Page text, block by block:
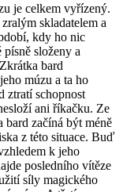
je celkem vyřízený.
skladatelem a
kdy ho nic
písně složeny a
bard
múzu a ta ho
ztratí schopnost
ani říkačku. Ze
bard začíná být méně
z této situace. Buď
k jeho
posledního vítěze
síly magického